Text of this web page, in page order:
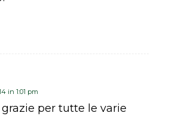
in 1:01 pm
grazie per tutte le varie